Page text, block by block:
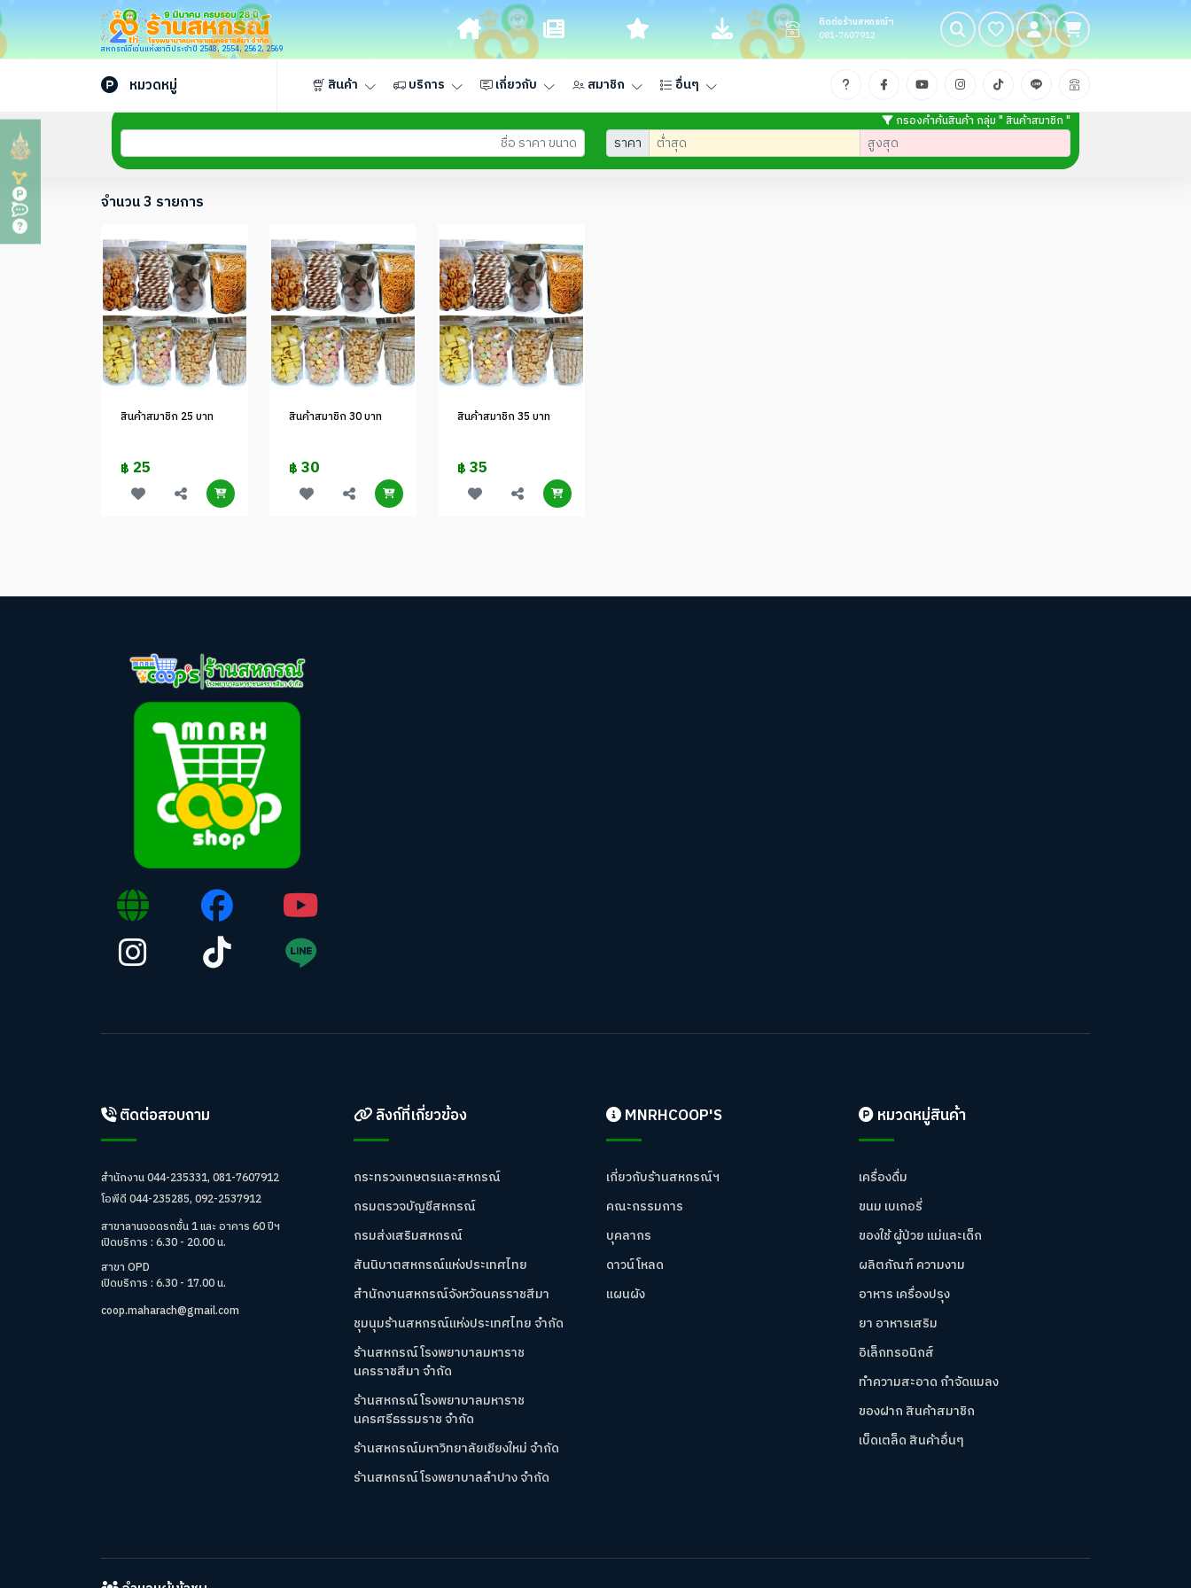
สหกรณ์ดีเด่นแห่งชาติประจำปี 2548, 2554, 2562, 2569
ติดต่อร้านสหกรณ์ฯ
081-7607912
หมวดหมู่ สินค้า บริการ เกี่ยวกับ สมาชิก อื่นๆ
กรองคำค้นสินค้า กลุ่ม " สินค้าสมาชิก "
ราคา
จำนวน 3 รายการ
สินค้าสมาชิก 25 บาท
฿ 25
สินค้าสมาชิก 30 บาท
฿ 30
สินค้าสมาชิก 35 บาท
฿ 35
ติดต่อสอบถาม
สำนักงาน 044-235331, 081-7607912
โอพีดี 044-235285, 092-2537912
สาขาลานจอดรถชั้น 1 และ อาคาร 60 ปีฯ
เปิดบริการ : 6.30 - 20.00 น.
สาขา OPD
เปิดบริการ : 6.30 - 17.00 น.
coop.maharach@gmail.com
ลิงก์ที่เกี่ยวข้อง
กระทรวงเกษตรและสหกรณ์
กรมตรวจบัญชีสหกรณ์
กรมส่งเสริมสหกรณ์
สันนิบาตสหกรณ์แห่งประเทศไทย
สำนักงานสหกรณ์จังหวัดนครราชสีมา
ชุมนุมร้านสหกรณ์แห่งประเทศไทย จำกัด
ร้านสหกรณ์โรงพยาบาลมหาราช
นครราชสีมา จำกัด
ร้านสหกรณ์โรงพยาบาลมหาราช
นครศรีธรรมราช จำกัด
ร้านสหกรณ์มหาวิทยาลัยเชียงใหม่ จำกัด
ร้านสหกรณ์โรงพยาบาลลำปาง จำกัด
MNRHCOOP'S
เกี่ยวกับร้านสหกรณ์ฯ
คณะกรรมการ
บุคลากร
ดาวน์โหลด
แผนผัง
หมวดหมู่สินค้า
เครื่องดื่ม
ขนม เบเกอรี่
ของใช้ ผู้ป่วย แม่และเด็ก
ผลิตภัณฑ์ ความงาม
อาหาร เครื่องปรุง
ยา อาหารเสริม
อิเล็กทรอนิกส์
ทำความสะอาด กำจัดแมลง
ของฝาก สินค้าสมาชิก
เบ็ดเตล็ด สินค้าอื่นๆ